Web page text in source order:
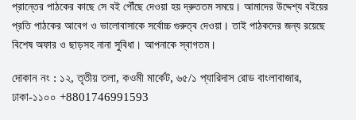
প্রান্তের পাঠকের কাছে সে বই পৌঁছে দেওয়া হয় দ্রুততম সময়ে। আমাদের উদ্দেশ্য বইয়ের
প্রতি পাঠকের আবেগ ও ভালোবাসাকে সর্বোচ্চ গুরুত্ব দেওয়া। তাই পাঠকদের জন্য রয়েছে
বিশেষ অফার ও ছাড়সহ নানা সুবিধা। আপনাকে স্বাগতম।
দোকান নং : ১২, তৃতীয় তলা, কওমী মার্কেট, ৬৫/১ প্যারিদাস রোড বাংলাবাজার,
ঢাকা-১১০০ +8801746991593